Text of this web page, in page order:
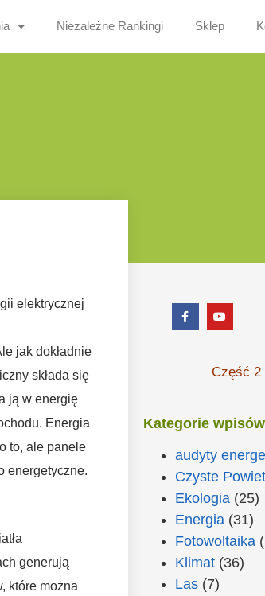
Niezależne Rankingi Sklep
elektrycznej
jak dokładnie
składa się
ją w energię
Energia
to, ale panele
energetyczne.
generują
które można
Część 2
Kategorie
audyty
Czyste
Ekologia (25)
Energia (31)
Fotowoltaika
Klimat(36)
Las(7)